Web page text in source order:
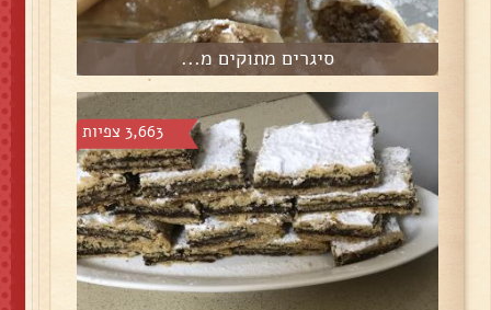
סיגרים מתוקים מ...
3,663 צפיות